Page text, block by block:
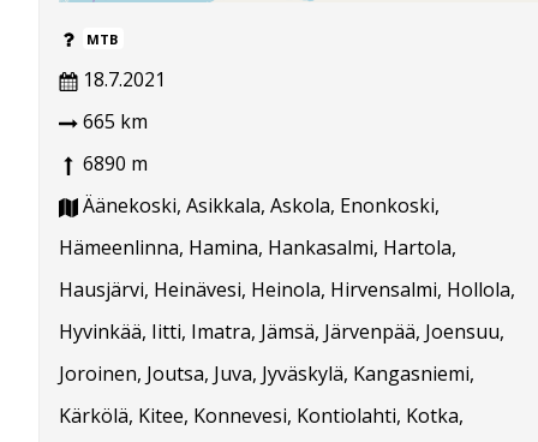
MTB
18.7.2021
665 km
6890 m
Äänekoski, Asikkala, Askola, Enonkoski,
Hämeenlinna, Hamina, Hankasalmi, Hartola,
Hausjärvi, Heinävesi, Heinola, Hirvensalmi, Hollola,
Hyvinkää, Iitti, Imatra, Jämsä, Järvenpää, Joensuu,
Joroinen, Joutsa, Juva, Jyväskylä, Kangasniemi,
Kärkölä, Kitee, Konnevesi, Kontiolahti, Kotka,